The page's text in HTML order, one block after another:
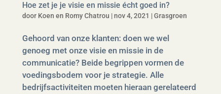
Hoe zet je je visie en missie écht goed in?
door Koen en Romy Chatrou |nov 4, 2021 |Grasgroen
Gehoord van onze klanten: doen we wel
genoeg met onze visie en missie in de
communicatie? Beide begrippen vormen de
voedingsbodem voor je strategie. Alle
bedrijfsactiviteiten moeten hieraan gerelateerd